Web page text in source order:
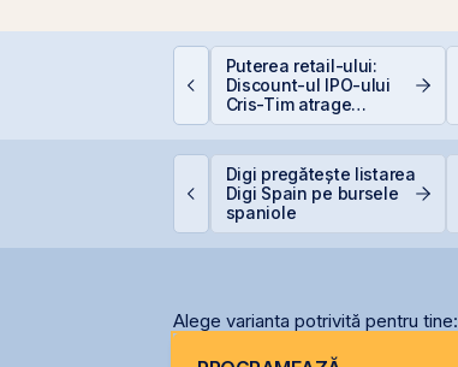
Puterea retail-ului:
Discount-ul IPO-ului
Cris-Tim atrage
subscrieri de peste 2
a companiei
Digi pregătește listarea
Digi Spain pe bursele
spaniole
Alege varianta potrivită pentru tine: